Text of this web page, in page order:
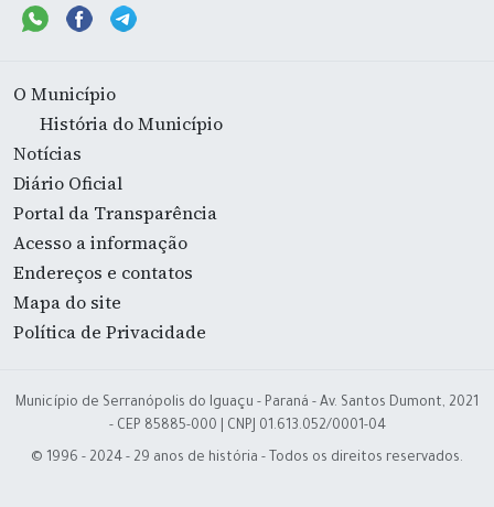
O Município
História do Município
Notícias
Diário Oficial
Portal da Transparência
Acesso a informação
Endereços e contatos
Mapa do site
Política de Privacidade
Município de Serranópolis do Iguaçu - Paraná - Av. Santos Dumont, 2021
- CEP 85885-000 | CNPJ 01.613.052/0001-04
© 1996 - 2024 - 29 anos de história - Todos os direitos reservados.